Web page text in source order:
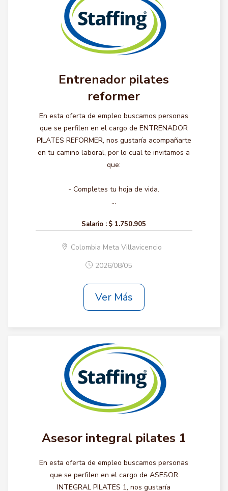
Entrenador pilates
reformer
En esta oferta de empleo buscamos personas
que se perfilen en el cargo de ENTRENADOR
PILATES REFORMER, nos gustaría acompañarte
en tu camino laboral, por lo cual te invitamos a
que:
- Completes tu hoja de vida.
...
Salario : $ 1.750.905
Colombia Meta Villavicencio
2026/08/05
Ver Más
Asesor integral pilates 1
En esta oferta de empleo buscamos personas
que se perfilen en el cargo de ASESOR
INTEGRAL PILATES 1, nos gustaría